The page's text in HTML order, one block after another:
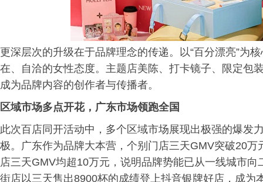
更深层次的升级在于品牌理念的传递。以“百分漂亮”为
在、自洽的女性态度。主题店美陈、打卡镜子、限定包
成为品牌内容的创作者与传播者。
区域市场多点开花，广东市场领跑全国
此次百店同开活动中，多个区域市场展现出极强的爆发
极。广东作为品牌大本营，个别门店三天GMV突破20
店三天GMV均超10万元，说明品牌势能已从一线城市
街店以三天售出8900杯的成绩登上抖音银牌好店，成